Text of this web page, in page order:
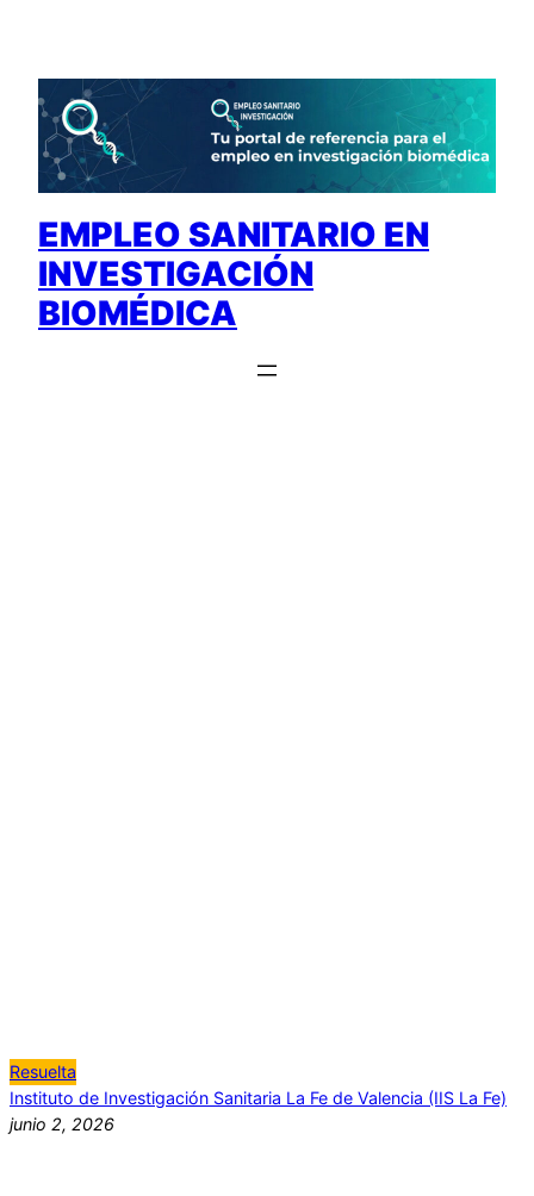
contenido
EMPLEO SANITARIO EN
INVESTIGACIÓN
BIOMÉDICA
Resuelta
Instituto de Investigación Sanitaria La Fe de Valencia (IIS La Fe)
junio 2, 2026